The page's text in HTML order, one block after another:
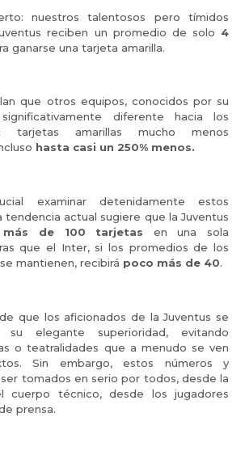
nuestros talentosos pero tímidos
reciben un promedio de solo 4
ganarse una tarjeta amarilla.
que otros equipos, conocidos por su
diferente hacia los
tarjetas amarillas mucho menos
hasta casi un 250% menos.
examinar detenidamente estos
tendencia actual sugiere que la Juventus
más de 100 tarjetas en una sola
que el Inter, si los promedios de los
mantienen, recibirá poco más de 40.
que los aficionados de la Juventus se
su elegante superioridad, evitando
o teatralidades que a menudo se ven
Sin embargo, estos números y
tomados en serio por todos, desde la
cuerpo técnico, desde los jugadores
prensa.